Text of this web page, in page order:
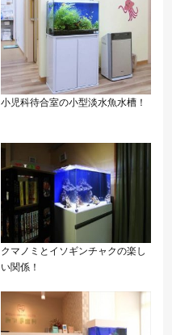
小児科待合室の小型淡水魚水槽！
クマノミとイソギンチャクの楽し
い関係！